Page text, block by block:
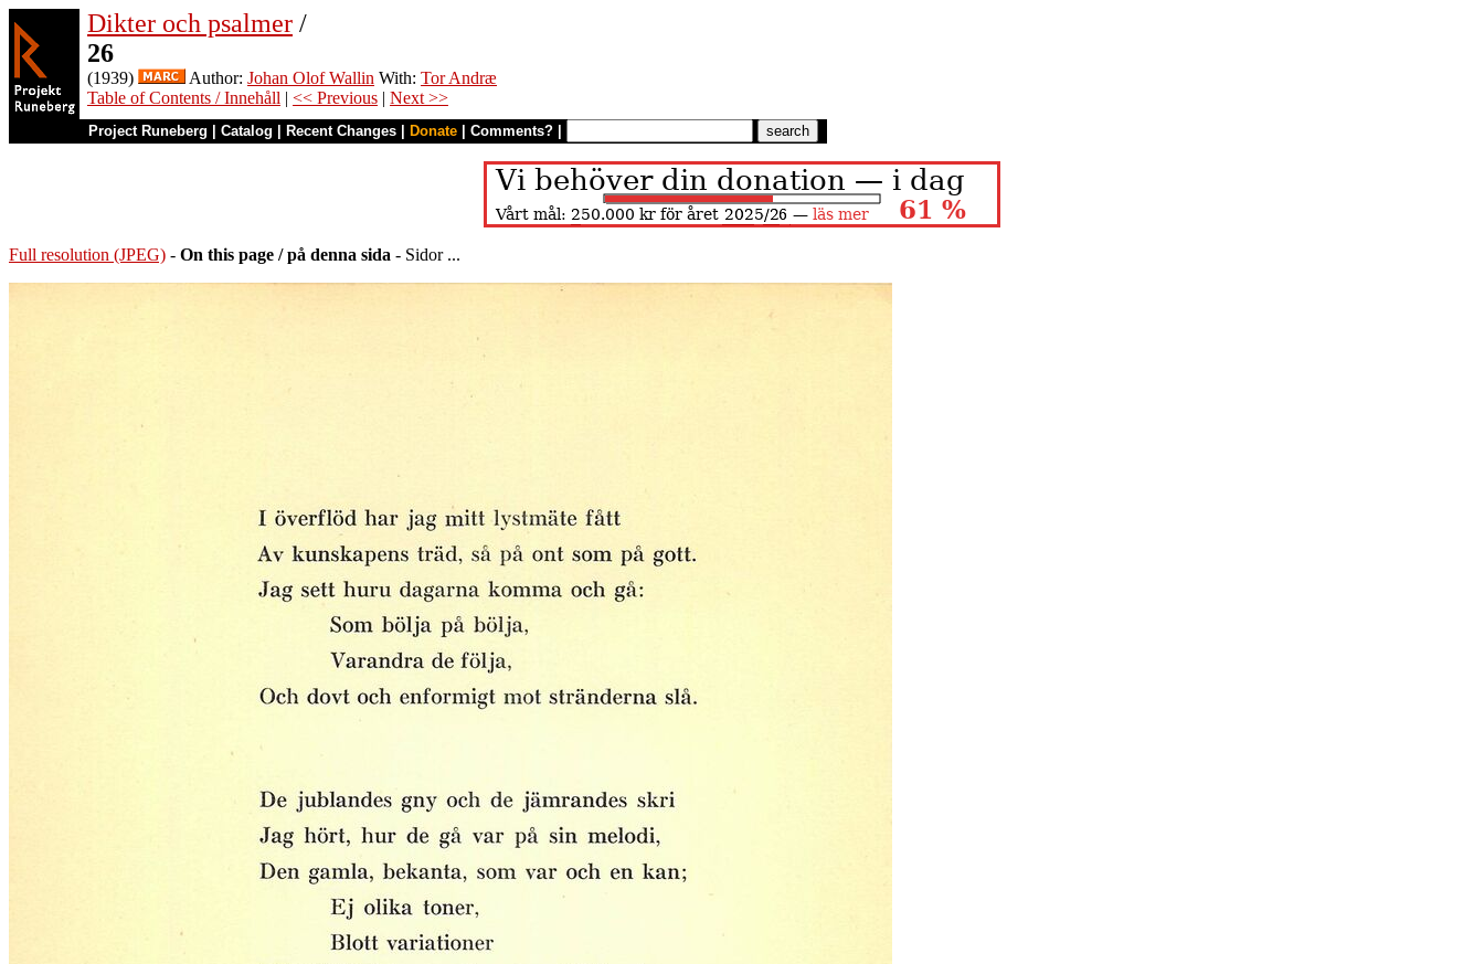
Dikter och psalmer /
26
(1939) Author: Johan Olof Wallin With: Tor Andræ
Table of Contents / Innehåll | << Previous | Next >>
Project Runeberg Catalog Recent Changes Donate Comments?
Full resolution (JPEG) - On this page / på denna sida - Sidor ...